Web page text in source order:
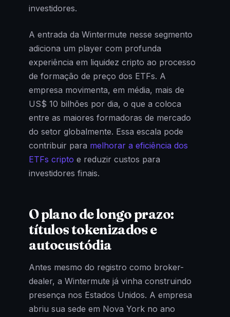
investidores.
A entrada da Wintermute nesse segmento
adiciona um player com profunda
experiência em liquidez cripto ao processo
de formação de preço dos ETFs. A
empresa movimenta, em média, mais de
US$ 10 bilhões por dia, o que a coloca
entre as maiores formadoras de mercado
do setor globalmente. Essa escala pode
contribuir para melhorar a eficiência dos
ETFs cripto e reduzir custos para
investidores finais.
O plano de longo prazo:
títulos tokenizados e
autocustódia
Antes mesmo do registro como broker-
dealer, a Wintermute já vinha construindo
presença nos Estados Unidos. A empresa
abriu sua sede em Nova York no ano